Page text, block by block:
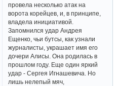
провела несколько атак на
ворота корейцев, и, в принципе,
владела инициативой.
Запомнился удар Андрея
Ещенко, чьи бутсы, как узнали
журналисты, украшает имя его
дочери Алисы. Она родилась в
прошлом году. Еще один яркий
удар - Сергея Игнашевича. Но
лишь нелепый мяч,